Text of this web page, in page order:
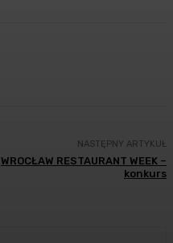
NASTĘPNY ARTYKUŁ
WROCŁAW RESTAURANT WEEK –
konkurs